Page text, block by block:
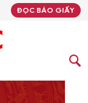
ĐỌC BÁO GIẤY